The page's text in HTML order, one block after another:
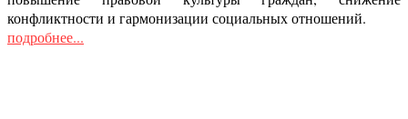
конфликтности и гармонизации социальных отношений.
подробнее...